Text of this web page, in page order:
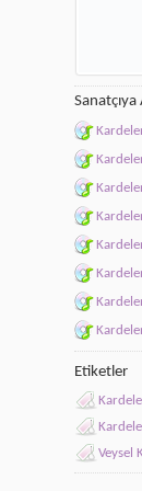
Etiketler
Veysel